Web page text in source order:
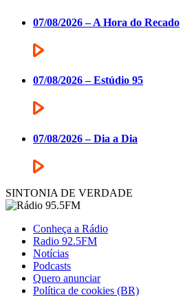
07/08/2026 – A Hora do Recado
07/08/2026 – Estúdio 95
07/08/2026 – Dia a Dia
SINTONIA DE VERDADE
Conheça a Rádio
Radio 92.5FM
Notícias
Podcasts
Quero anunciar
Política de cookies (BR)